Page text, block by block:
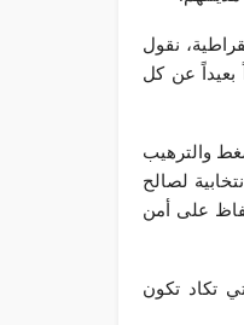
نقول
عن كل
والترهيب
لصالح
على أمن
تكاد تكون